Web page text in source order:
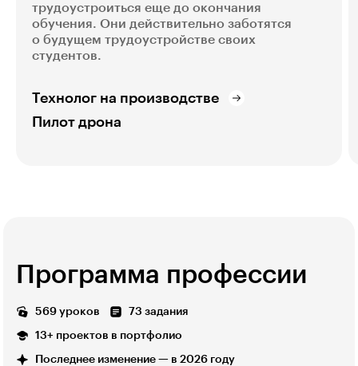
трудоустроиться еще до окончания
обучения. Они действительно заботятся
о будущем трудоустройстве своих
студентов.
Технолог на производстве
Пилот дрона
Программа профессии
569 уроков 73 задания
13+ проектов в портфолио
Последнее изменение — в 2026 году